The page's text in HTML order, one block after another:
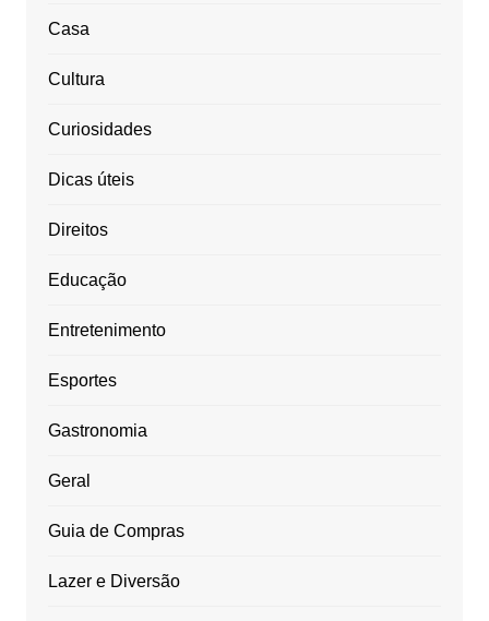
Casa
Cultura
Curiosidades
Dicas úteis
Direitos
Educação
Entretenimento
Esportes
Gastronomia
Geral
Guia de Compras
Lazer e Diversão